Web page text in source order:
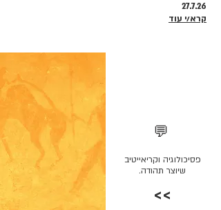
27.7.26
קרא/י עוד
💬
פסיכולוגיה וקריאייטיב
שיוצר תהודה.
>>